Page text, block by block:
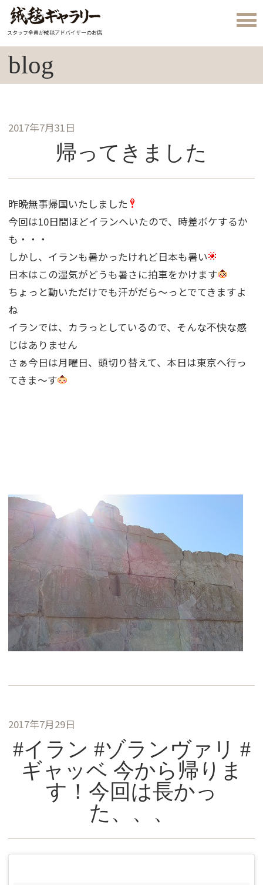
スタッフ全員が絨毯アドバイザーのお店
blog
2017年7月31日
帰ってきました
昨晩無事帰国いたしました
今回は10日間ほどイランヘいたので、時差ボケするか
も・・・
しかし、イランも暑かったけれど日本も暑い
日本はこの湿気がどうも暑さに拍車をかけます
ちょっと動いただけでも汗がだら〜っとでてきますよ
ね
イランでは、カラっとしているので、そんな不快な感
じはありません
さぁ今日は月曜日、頭切り替えて、本日は東京へ行っ
てきま〜す
2017年7月29日
#イラン #ゾランヴァリ #
ギャッベ 今から帰りま
す！今回は長かっ
た、、、